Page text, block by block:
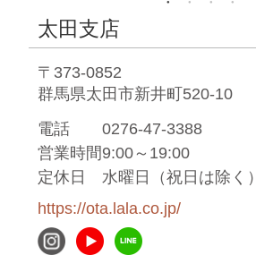
太田支店
〒373-0852
群馬県太田市新井町520-10
電話
0276-47-3388
営業時間9:00～19:00
定休日
水曜日（祝日は除く）
https://ota.lala.co.jp/